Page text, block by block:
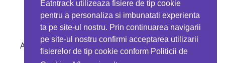
Eatntrack utilizeaza fisiere de tip cookie
pentru a personaliza si imbunatati experienta
ta pe site-ul nostru. Prin continuarea navigarii
pe site-ul nostru confirmi acceptarea utilizarii
fisierelor de tip cookie conform Politicii de
MYPROTEIN
Ai 40%reducere la orice comandă folosind codul
EATTRACK